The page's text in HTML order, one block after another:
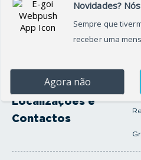
Produtos e serviços
Oficina
Onde Estamos
Localizações e
Contactos